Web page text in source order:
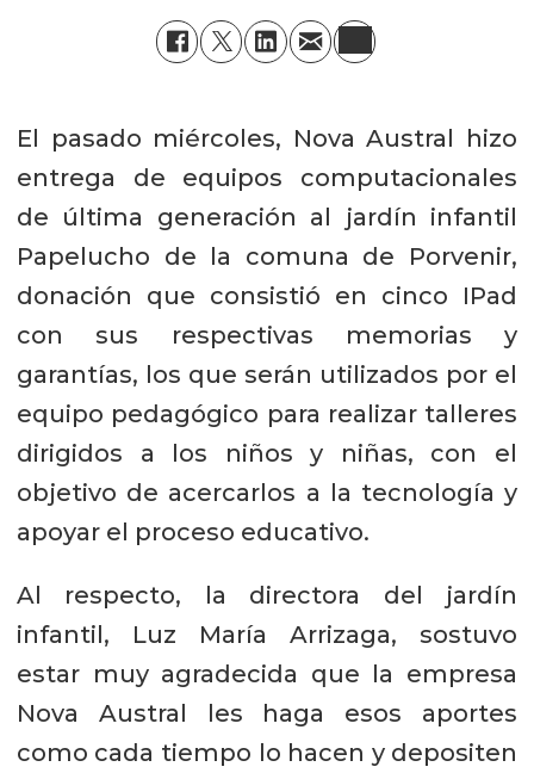
El pasado miércoles, Nova Austral hizo
entrega de equipos computacionales
de última generación al jardín infantil
Papelucho de la comuna de Porvenir,
donación que consistió en cinco IPad
con sus respectivas memorias y
garantías, los que serán utilizados por el
equipo pedagógico para realizar talleres
dirigidos a los niños y niñas, con el
objetivo de acercarlos a la tecnología y
apoyar el proceso educativo.
Al respecto, la directora del jardín
infantil, Luz María Arrizaga, sostuvo
estar muy agradecida que la empresa
Nova Austral les haga esos aportes
como cada tiempo lo hacen y depositen